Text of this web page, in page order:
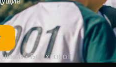
• Без хлопот